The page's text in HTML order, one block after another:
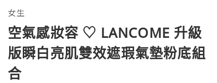
女生
空氣感妝容 ♡ LANCOME 升級
版瞬白亮肌雙效遮瑕氣墊粉底組
合